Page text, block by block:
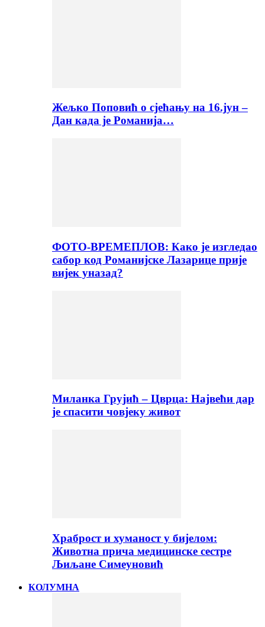
Жељко Поповић о сјећању на 16.јун –
Дан када је Романија…
ФОТО-ВРЕМЕПЛОВ: Како је изгледао
сабор код Романијске Лазарице прије
вијек уназад?
Миланка Грујић – Цврца: Највећи дар
је спасити човјеку живот
Храброст и хуманост у бијелом:
Животна прича медицинске сестре
Љиљане Симеуновић
КОЛУМНА